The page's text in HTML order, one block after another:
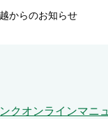
からのお知らせ
クオンラインマニュ